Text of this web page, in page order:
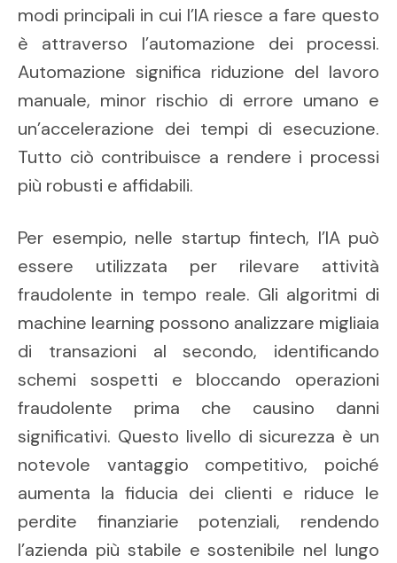
modi principali in cui l’IA riesce a fare questo
è attraverso l’automazione dei processi.
Automazione significa riduzione del lavoro
manuale, minor rischio di errore umano e
un’accelerazione dei tempi di esecuzione.
Tutto ciò contribuisce a rendere i processi
più robusti e affidabili.
Per esempio, nelle startup fintech, l’IA può
essere utilizzata per rilevare attività
fraudolente in tempo reale. Gli algoritmi di
machine learning possono analizzare migliaia
di transazioni al secondo, identificando
schemi sospetti e bloccando operazioni
fraudolente prima che causino danni
significativi. Questo livello di sicurezza è un
notevole vantaggio competitivo, poiché
aumenta la fiducia dei clienti e riduce le
perdite finanziarie potenziali, rendendo
l’azienda più stabile e sostenibile nel lungo